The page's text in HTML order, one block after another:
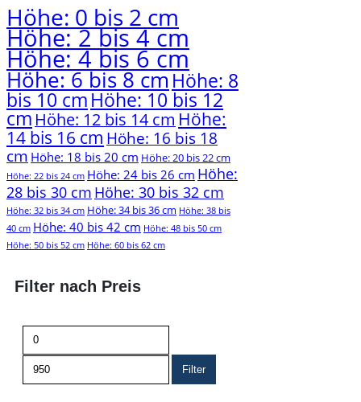
Höhe: 0 bis 2 cm
Höhe: 2 bis 4 cm
Höhe: 4 bis 6 cm
Höhe: 6 bis 8 cmHöhe: 8
bis 10 cmHöhe: 10 bis 12
cmHöhe: 12 bis 14 cm Höhe:
14 bis 16 cm Höhe: 16 bis 18
cm Höhe: 18 bis 20 cm Höhe: 20 bis 22 cm
Höhe: 22 bis 24 cm Höhe: 24 bis 26 cm Höhe:
28 bis 30 cm Höhe: 30 bis 32 cm
Höhe: 32 bis 34 cm Höhe: 34 bis 36 cm Höhe: 38 bis
40 cm Höhe: 40 bis 42 cm Höhe: 48 bis 50 cm
Höhe: 50 bis 52 cm Höhe: 60 bis 62 cm
Filter nach Preis
Min.
Filter